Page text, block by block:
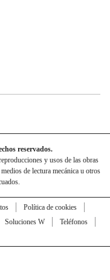
reservados.
y usos de las obras
de lectura mecánica u otros
Política de cookies
Soluciones W
Teléfonos